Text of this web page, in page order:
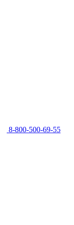
8-800-500-69-55